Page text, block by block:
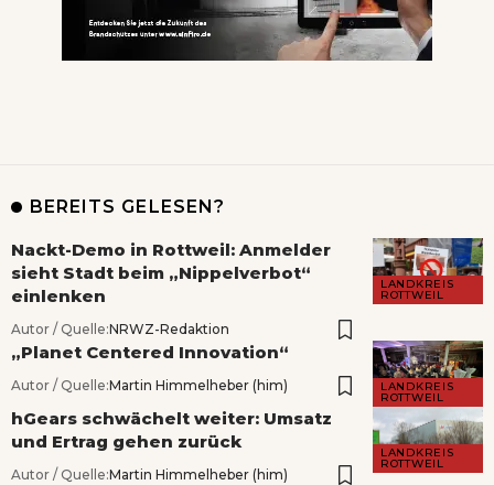
BEREITS GELESEN?
LANDKREIS
ROTTWEIL
Nackt-Demo in Rottweil: Anmelder
sieht Stadt beim „Nippelverbot“
einlenken
Autor / Quelle:NRWZ-Redaktion
LANDKREIS
ROTTWEIL
„Planet Centered Innovation“
Autor / Quelle:Martin Himmelheber (him)
LANDKREIS
ROTTWEIL
hGears schwächelt weiter: Umsatz
und Ertrag gehen zurück
Autor / Quelle:Martin Himmelheber (him)